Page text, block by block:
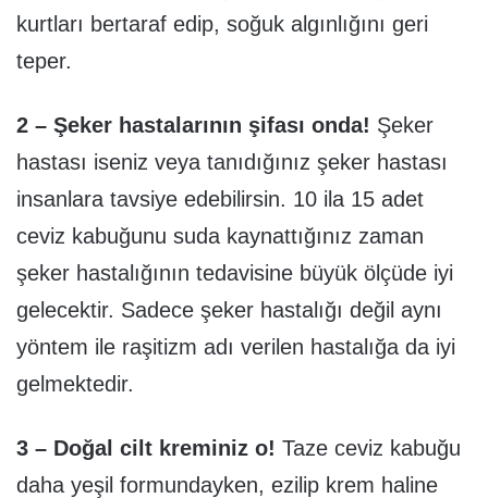
kurtları bertaraf edip, soğuk algınlığını geri
teper.
2 – Şeker hastalarının şifası onda! Şeker
hastası iseniz veya tanıdığınız şeker hastası
insanlara tavsiye edebilirsin. 10 ila 15 adet
ceviz kabuğunu suda kaynattığınız zaman
şeker hastalığının tedavisine büyük ölçüde iyi
gelecektir. Sadece şeker hastalığı değil aynı
yöntem ile raşitizm adı verilen hastalığa da iyi
gelmektedir.
3 – Doğal cilt kreminiz o! Taze ceviz kabuğu
daha yeşil formundayken, ezilip krem haline